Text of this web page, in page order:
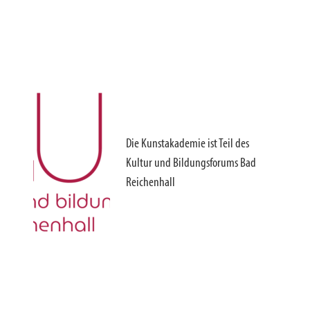
Die Kunstakademie ist Teil des
Kultur und Bildungsforums Bad
Reichenhall